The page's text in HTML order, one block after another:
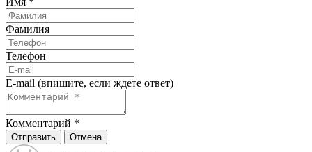
Фамилия
Телефон
E-mail (впишите, если ждете ответ)
Комментарий *
Отправить Отмена